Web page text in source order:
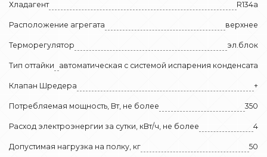
Хладагент R134a
Расположение агрегата верхнее
Терморегулятор эл.блок
Тип оттайки автоматическая с системой испарения конденсата
Клапан Шредера +
Потребляемая мощность, Вт, не более 350
Расход электроэнергии за сутки, кВт/ч, не более 4
Допустимая нагрузка на полку, кг 50